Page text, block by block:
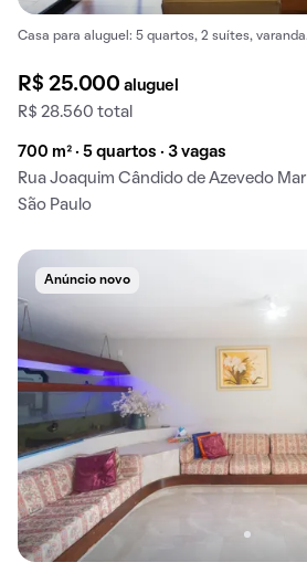
Casa para aluguel: 5 quartos, 2 suítes, varanda.
R$ 25.000aluguel
R$ 28.560 total
700 m² · 5 quartos · 3 vagas
Rua Joaquim Cândido de Azevedo
São Paulo
Anúncio novo